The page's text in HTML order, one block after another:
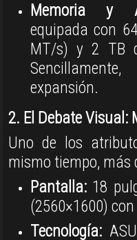
Memoria y
equipada con
MT/s) y 2 TB
expansión.
2. El Debate Visual:
Uno de los
mismo tiempo, más
Pantalla: 18
(2560×1600)
Tecnología: